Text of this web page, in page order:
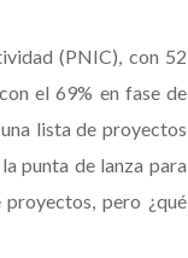
(PNIC), con 52
el 69% en fase de
lista de proyectos
punta de lanza para
pero ¿qué